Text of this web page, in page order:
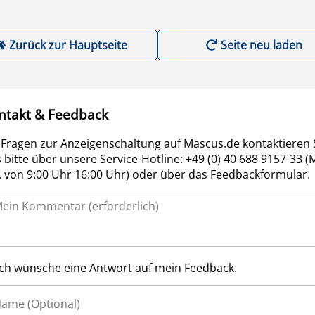
Zurück zur Hauptseite Seite neu laden
& Feedback
zur Anzeigenschaltung auf Mascus.de kontaktieren
bitte über unsere Service-Hotline: +49 (0) 40 688 9157-33
von 9:00 Uhr 16:00 Uhr) oder über das Feedbackformular.
wünsche eine Antwort auf mein Feedback.